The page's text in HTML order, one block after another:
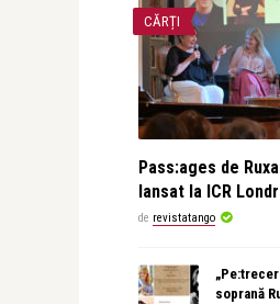
CĂRȚI
Pass:ages de
lansat la ICR
de revistatango
soprană